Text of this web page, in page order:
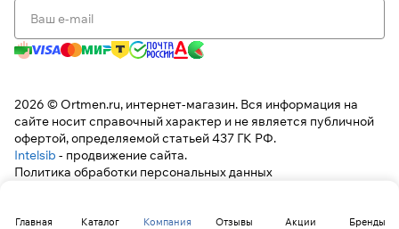
Главная Каталог Компания Отзывы Акции Бренды
2026 © Ortmen.ru, интернет-магазин. Вся информация на
сайте носит справочный характер и не является публичной
офертой, определяемой статьей 437 ГК РФ.
Intelsib - продвижение сайта.
Политика обработки персональных данных